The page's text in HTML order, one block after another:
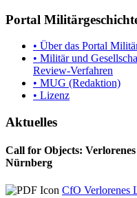
Portal
• Über das Portal
• Militär und
Review-Verfahren
• MUG (Redaktion)
• Lizenz
Aktuelles
Call for Objects:
Nürnberg
CfO Verlorenes